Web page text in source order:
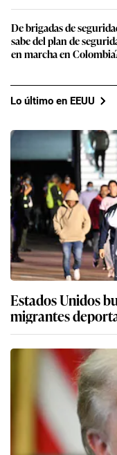
De brigadas de
sabe del plan de
en marcha en
Lo último en EEUU
Estados Unidos
migrantes